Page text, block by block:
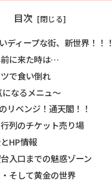
目次
ディープな街、新世界！！！
前に来た時は…
で食い倒れ
になるメニュ～
リベンジ！通天閣！！
列のチケット売り場
HP情報
入口までの魅惑ゾーン
そして黄金の世界